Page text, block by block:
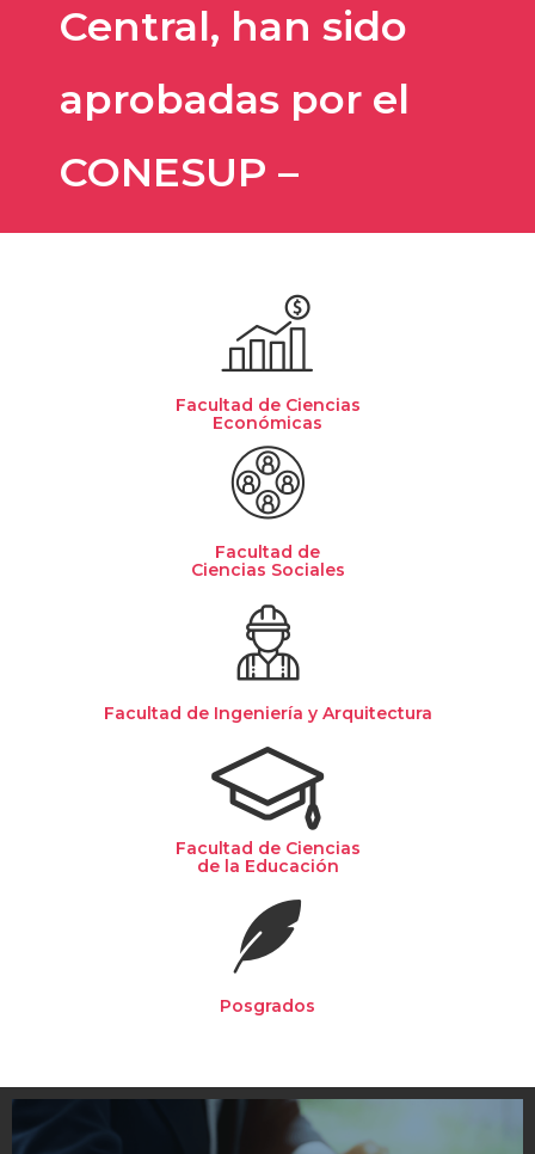
Central, han sido
aprobadas por el
CONESUP –
Facultad de Ciencias
Económicas
Facultad de
Ciencias Sociales
Facultad de Ingeniería y Arquitectura
Facultad de Ciencias
de la Educación
Posgrados